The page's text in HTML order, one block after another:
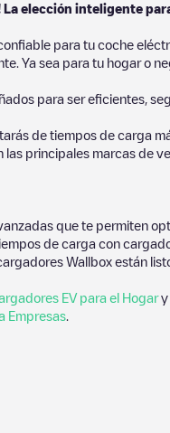
La elección inteligente
para tu coche
Ya sea para tu hogar o
para ser eficientes,
de tiempos de carga
principales marcas de
que te permiten
de carga con
Wallbox están
EV para el Hogary
Empresas